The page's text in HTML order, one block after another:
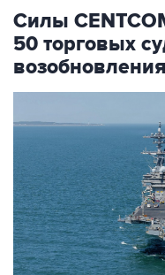
Силы
50 торговых